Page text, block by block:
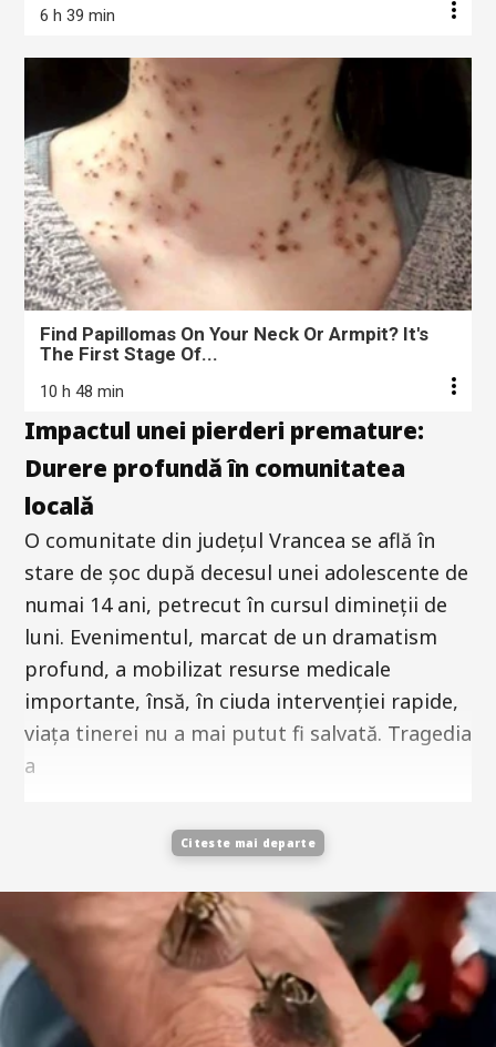
6 h 39 min
Find Papillomas On Your Neck Or Armpit? It's
The First Stage Of...
10 h 48 min
Impactul unei pierderi premature:
Durere profundă în comunitatea
locală
O comunitate din județul Vrancea se află în
stare de șoc după decesul unei adolescente de
numai 14 ani, petrecut în cursul dimineții de
luni. Evenimentul, marcat de un dramatism
profund, a mobilizat resurse medicale
importante, însă, în ciuda intervenției rapide,
viața tinerei nu a mai putut fi salvată. Tragedia
a
Citeste mai departe